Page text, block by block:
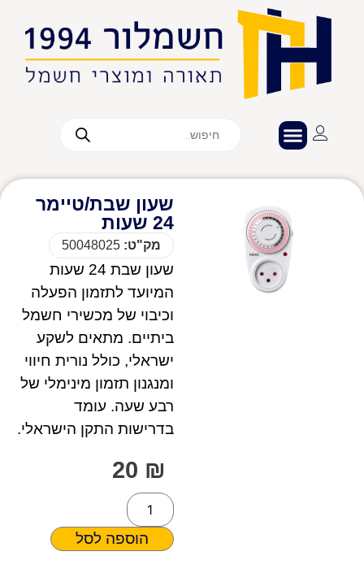
שעון שבת/טיימר
24 שעות
מק"ט: 50048025
שעון שבת 24 שעות
המיועד לתזמון הפעלה
וכיבוי של מכשירי חשמל
ביתיים. מתאים לשקע
ישראלי, כולל נורית חיווי
ומנגנון תזמון מינימלי של
רבע שעה. עומד
בדרישות התקן הישראלי.
20 ₪
הוספה לסל